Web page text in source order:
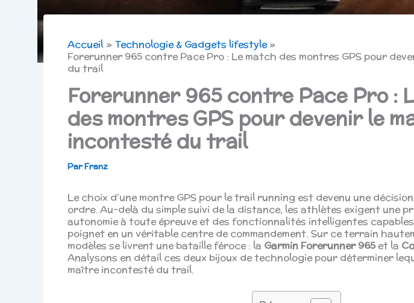
Accueil
Technologie & Gadgets lifestyle
Forerunner 965 contre Pace Pro : Le match des montres GPS pour
du trail
Forerunner 965 contre Pace Pro :
des montres GPS pour devenir le
incontesté du trail
ParFranz
Le choix d’une montre GPS pour le trail running est devenu une
ordre. Au-delà du simple suivi de la distance, les athlètes exigent une
autonomie à toute épreuve et des fonctionnalités intelligentes
poignet en un véritable centre de commandement. Sur ce terrain
modèles se livrent une bataille féroce : la Garmin Forerunner 965et la
Analysons en détail ces deux bijoux de technologie pour déterminer
maître incontesté du trail.